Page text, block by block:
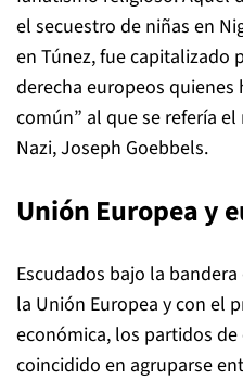
el secuestro de niñas en
en Túnez, fue capitalizado
derecha europeos
común” al que se refería
Nazi, Joseph Goebbels.
Unión Europea y
Escudados bajo la
la Unión Europea y con el
económica, los partidos
coincidido en agruparse